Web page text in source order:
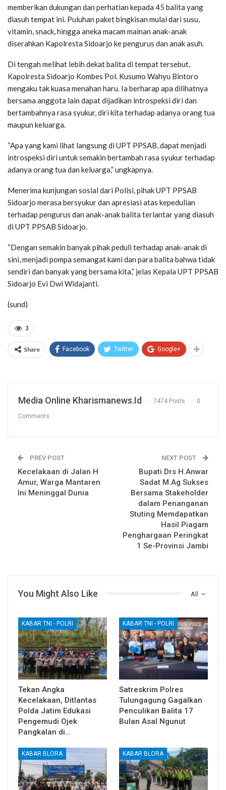
memberikan dukungan dan perhatian kepada 45 balita yang
diasuh tempat ini. Puluhan paket bingkisan mulai dari susu,
vitamin, snack, hingga aneka macam mainan anak-anak
diserahkan Kapolresta Sidoarjo ke pengurus dan anak asuh.
Di tengah melihat lebih dekat balita di tempat tersebut,
Kapolresta Sidoarjo Kombes Pol. Kusumo Wahyu Bintoro
mengaku tak kuasa menahan haru. Ia berharap apa dilihatnya
bersama anggota lain dapat dijadikan introspeksi diri dan
bertambahnya rasa syukur, diri kita terhadap adanya orang tua
maupun keluarga.
“Apa yang kami lihat langsung di UPT PPSAB, dapat menjadi
introspeksi diri untuk semakin bertambah rasa syukur terhadap
adanya orang tua dan keluarga,” ungkapnya.
Menerima kunjungan sosial dari Polisi, pihak UPT PPSAB
Sidoarjo merasa bersyukur dan apresiasi atas kepedulian
terhadap pengurus dan anak-anak balita terlantar yang diasuh
di UPT PPSAB Sidoarjo.
“Dengan semakin banyak pihak peduli terhadap anak-anak di
sini, menjadi pompa semangat kami dan para balita bahwa tidak
sendiri dan banyak yang bersama kita,” jelas Kepala UPT PPSAB
Sidoarjo Evi Dwi Widajanti.
(sund)
3
Share Facebook Twitter Google+
Media Online Kharismanews.id 7474 Posts 0
Comments
PREV POST
Kecelakaan di Jalan H
Amur, Warga Mantaren
Ini Meninggal Dunia
NEXT POST
Bupati Drs H.Anwar
Sadat M.Ag Sukses
Bersama Stakeholder
dalam Penanganan
Stuting Memdapatkan
Hasil Piagam
Penghargaan Peringkat
1 Se-Provinsi Jambi
All
You Might Also Like
KABAR TNI - POLRI
Tekan Angka
Kecelakaan, Ditlantas
Polda Jatim Edukasi
Pengemudi Ojek
Pangkalan di…
KABAR TNI - POLRI
Satreskrim Polres
Tulungagung Gagalkan
Penculikan Balita 17
Bulan Asal Ngunut
KABAR BLORA KABAR BLORA